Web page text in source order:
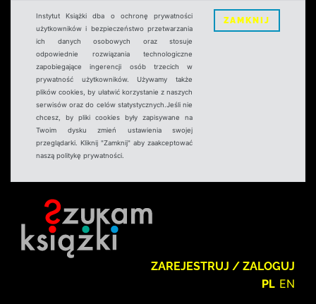
Instytut Książki dba o ochronę prywatności
użytkowników i bezpieczeństwo przetwarzania
ich danych osobowych oraz stosuje
odpowiednie rozwiązania technologiczne
zapobiegające ingerencji osób trzecich w
prywatność użytkowników. Używamy także
plików cookies, by ułatwić korzystanie z naszych
serwisów oraz do celów statystycznych.Jeśli nie
chcesz, by pliki cookies były zapisywane na
Twoim dysku zmień ustawienia swojej
przeglądarki. Kliknij "Zamknij" aby zaakceptować
naszą politykę prywatności.
ZAMKNIJ
ZAREJESTRUJ / ZALOGUJ
PL EN